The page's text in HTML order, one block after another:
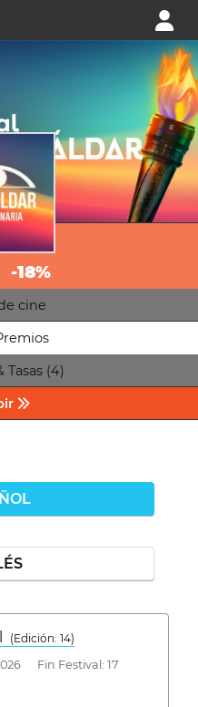
-18%
cine
Tasas (4)
( Edición: 14)
Fin Festival: 17